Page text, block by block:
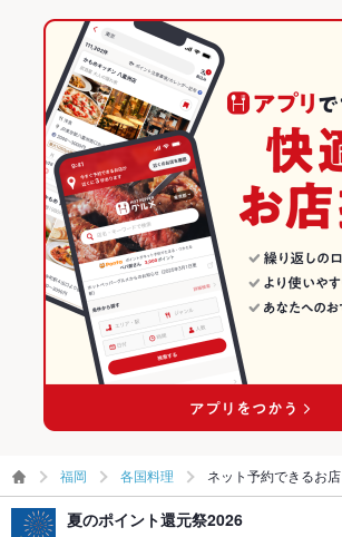
福岡 各国料理 ネット予約できるお店
夏のポイント還元祭2026